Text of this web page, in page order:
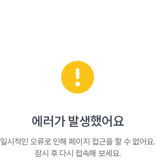
에러가 발생했어요
일시적인 오류로 인해 페이지 접근을 할 수 없어요.
잠시 후 다시 접속해 보세요.